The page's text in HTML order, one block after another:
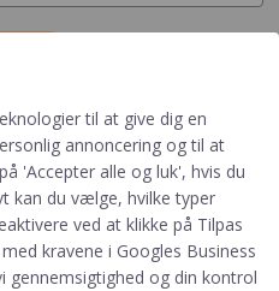
at PRIK&STREG må
i henhold til
Du accepterer
fra PRIK&STREG. Du
disse e-mails.
til at give dig en
annoncering og til at
'Accepter alle og luk', hvis du
kan du vælge, hvilke typer
ved at klikke på Tilpas
kravene i Googles Business
gennemsigtighed og din kontrol